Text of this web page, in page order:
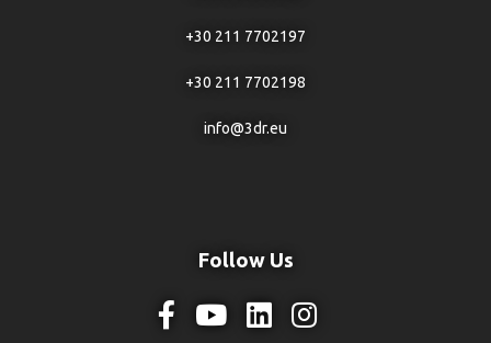
+30 211 7702197
+30 211 7702198
info@3dr.eu
Follow Us